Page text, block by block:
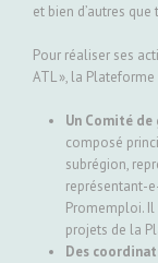
et bien d’autres
Pour réaliser ses
ATL », la
Un Comité
composé
subrégion,
représentant-
Promemploi.
projets de la
Des